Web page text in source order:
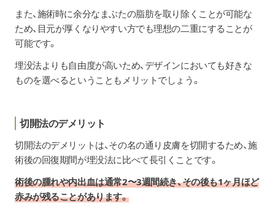
また、施術時に余分なまぶたの脂肪を取り除くことが可能な
ため、目元が厚くなりやすい方でも理想の二重にすることが
可能です。
埋没法よりも自由度が高いため、デザインにおいても好きな
ものを選べるということもメリットでしょう。
切開法のデメリット
切開法のデメリットは、その名の通り皮膚を切開するため、施
術後の回復期間が埋没法に比べて長引くことです。
術後の腫れや内出血は通常2〜3週間続き、その後も1ヶ月ほど
赤みが残ることがあります。